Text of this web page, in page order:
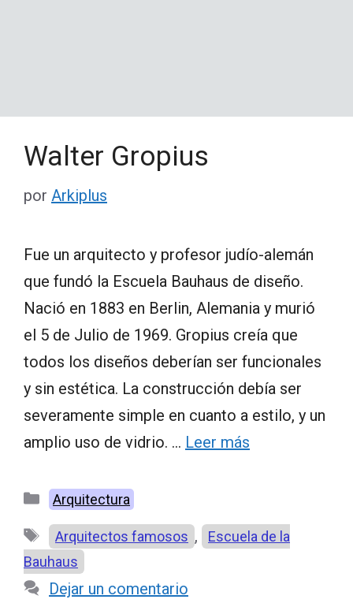
Walter Gropius
por Arkiplus
Fue un arquitecto y profesor judío-alemán
que fundó la Escuela Bauhaus de diseño.
Nació en 1883 en Berlin, Alemania y murió
el 5 de Julio de 1969. Gropius creía que
todos los diseños deberían ser funcionales
y sin estética. La construcción debía ser
severamente simple en cuanto a estilo, y un
amplio uso de vidrio. … Leer más
Categorías
Arquitectura
Etiquetas
Arquitectos famosos ,
Escuela de la
Bauhaus
Dejar un comentario